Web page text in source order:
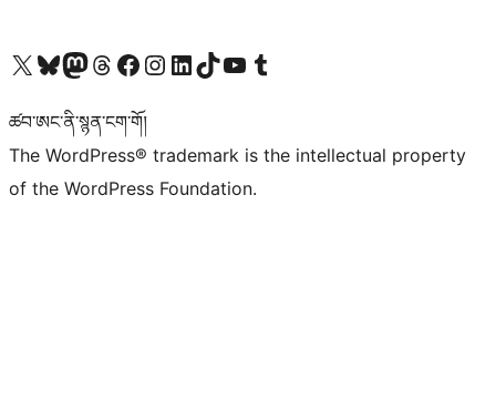
Visit our X (formerly Twitter) account
Visit our Bluesky account
Visit our Mastodon account
Visit our Threads account
Visit our Facebook page
Visit our Instagram account
Visit our LinkedIn account
Visit our TikTok account
Visit our YouTube channel
Visit our Tumblr account
ཚབ་ཨང་ནི་སྙན་ངག་གོ།
The WordPress® trademark is the intellectual property
of the WordPress Foundation.